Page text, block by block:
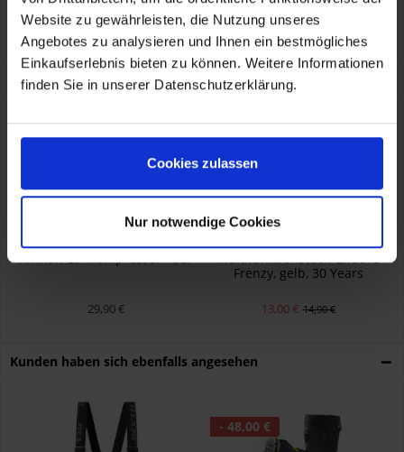
Website zu gewährleisten, die Nutzung unseres
Angebotes zu analysieren und Ihnen ein bestmögliches
Einkaufserlebnis bieten zu können. Weitere Informationen
finden Sie in unserer Datenschutzerklärung.
Cookies zulassen
Nur notwendige Cookies
Eigenschaften
Eigenschaften aufklappen
Kunden kauften auch
AirMan Luftkompressor Tour
29,90 €
- 1,90 €
Multifunktionstuch Enduro
Frenzy, gelb, 30 Years
13,00 € 14,90 €
Kunden haben sich ebenfalls angesehen
- 48,00 €